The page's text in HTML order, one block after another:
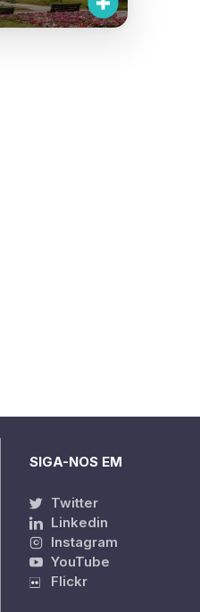
SIGA-NOS EM
Twitter
Linkedin
Instagram
YouTube
Flickr